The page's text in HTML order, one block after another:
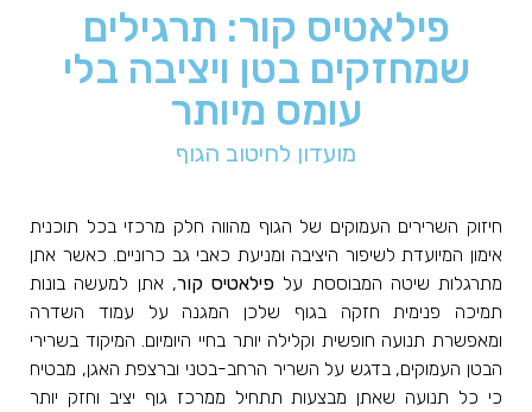
פילאטיס קור: תרגילים
שמחזקים בטן ויציבה בלי
עומס מיותר
מועדון לחיטוב הגוף
חיזוק השרירים העמוקים של הגוף מהווה חלק מרכזי בכל תוכנית
אימון המיועדת לשיפור היציבה ומניעת כאבי גב כרוניים. כאשר אתן
מתרגלות שיטה המבוססת על פילאטיס קור, אתן למעשה בונות
תמיכה פנימית חזקה בגוף שלכן המגנה על עמוד השדרה
ומאפשרת תנועה חופשית וקלילה יותר בחיי היומיום. המיקוד בשרירי
הבטן העמוקים, בדגש על השריר הרחב-בטני וברצפת האגן, מבטיח
כי כל תנועה שאתן מבצעות תתחיל ממרכז גוף יציב וחזק יותר